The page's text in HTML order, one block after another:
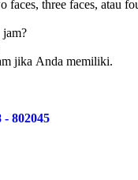
faces, three faces, atau
jika Anda memiliki.
- 802045